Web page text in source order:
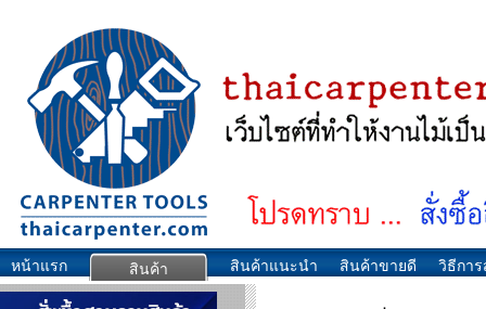
หน้าแรก สินค้า สินค้าแนะนำ สินค้าขายดี วิธีกา